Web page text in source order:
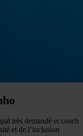
très demandé et coach
et de l’inclusion